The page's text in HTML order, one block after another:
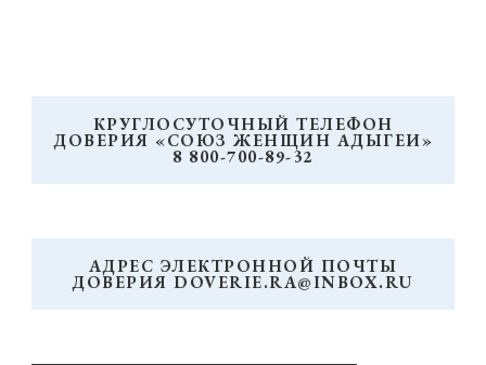
КРУГЛОСУТОЧНЫЙ ТЕЛЕФОН
ДОВЕРИЯ «СОЮЗ ЖЕНЩИН АДЫГЕИ»
8 800-700-89-32
АДРЕС ЭЛЕКТРОННОЙ ПОЧТЫ
ДОВЕРИЯ DOVERIE.RA@INBOX.RU